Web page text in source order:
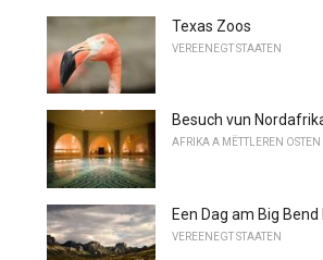
Texas Zoos
VEREENEGT STAATEN
Besuch vun
AFRIKA A MËTTLEREN OSTEN
Een Dag am Big
VEREENEGT STAATEN